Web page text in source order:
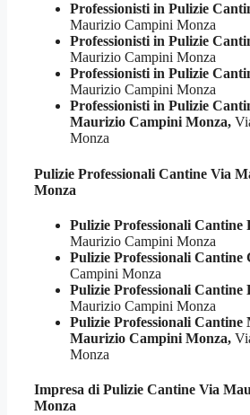
Professionisti in Pulizie
Maurizio Campini Monza
Professionisti in Pulizie
Maurizio Campini Monza
Professionisti in Pulizie
Maurizio Campini Monza
Professionisti in Pulizie
Maurizio Campini Monza,
Monza
Pulizie Professionali Cantine Via
Monza
Pulizie Professionali Cantine
Maurizio Campini Monza
Pulizie Professionali Cantine
Campini Monza
Pulizie Professionali Cantine
Maurizio Campini Monza
Pulizie Professionali Cantine
Maurizio Campini Monza,
Monza
Impresa di Pulizie Cantine Via
Monza